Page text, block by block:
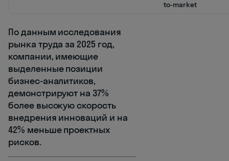
to-market
По данным исследования
рынка труда за 2025 год,
компании, имеющие
выделенные позиции
бизнес-аналитиков,
демонстрируют на 37%
более высокую скорость
внедрения инноваций и на
42% меньше проектных
рисков.